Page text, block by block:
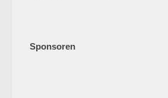
Sponsoren